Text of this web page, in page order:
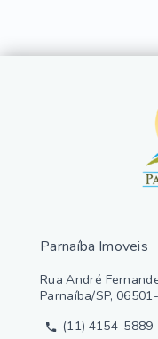
Parnaíba Imoveis
Rua André
Parnaíba/SP,
(11) 4154-5889